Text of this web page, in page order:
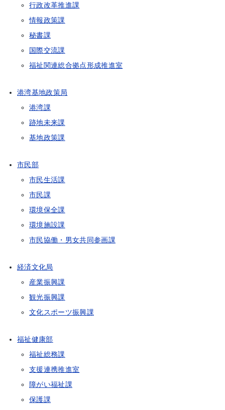
行政改革推進課
情報政策課
秘書課
国際交流課
福祉関連総合拠点形成推進室
港湾基地政策局
港湾課
跡地未来課
基地政策課
市民部
市民生活課
市民課
環境保全課
環境施設課
市民協働・男女共同参画課
経済文化局
産業振興課
観光振興課
文化スポーツ振興課
福祉健康部
福祉総務課
支援連携推進室
障がい福祉課
保護課